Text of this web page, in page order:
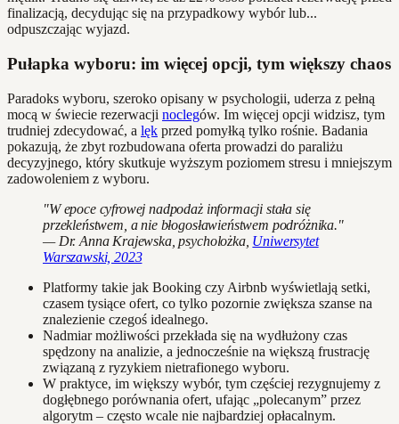
finalizacją, decydując się na przypadkowy wybór lub...
odpuszczając wyjazd.
Pułapka wyboru: im więcej opcji, tym większy chaos
Paradoks wyboru, szeroko opisany w psychologii, uderza z pełną
mocą w świecie rezerwacji noclegów. Im więcej opcji widzisz, tym
trudniej zdecydować, a lęk przed pomyłką tylko rośnie. Badania
pokazują, że zbyt rozbudowana oferta prowadzi do paraliżu
decyzyjnego, który skutkuje wyższym poziomem stresu i mniejszym
zadowoleniem z wyboru.
"W epoce cyfrowej nadpodaż informacji stała się
przekleństwem, a nie błogosławieństwem podróżnika."
— Dr. Anna Krajewska, psycholożka, Uniwersytet
Warszawski, 2023
Platformy takie jak Booking czy Airbnb wyświetlają setki,
czasem tysiące ofert, co tylko pozornie zwiększa szanse na
znalezienie czegoś idealnego.
Nadmiar możliwości przekłada się na wydłużony czas
spędzony na analizie, a jednocześnie na większą frustrację
związaną z ryzykiem nietrafionego wyboru.
W praktyce, im większy wybór, tym częściej rezygnujemy z
dogłębnego porównania ofert, ufając „polecanym” przez
algorytm – często wcale nie najbardziej opłacalnym.